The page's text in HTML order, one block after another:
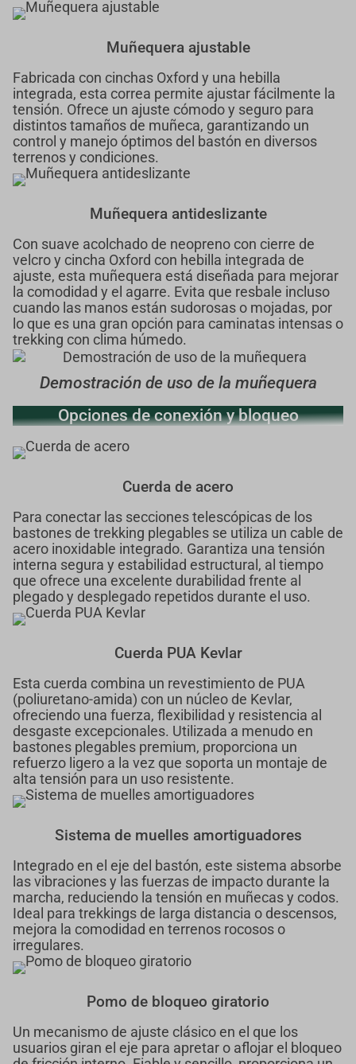
Muñequera ajustable
Fabricada con cinchas Oxford y una hebilla
integrada, esta correa permite ajustar fácilmente la
tensión. Ofrece un ajuste cómodo y seguro para
distintos tamaños de muñeca, garantizando un
control y manejo óptimos del bastón en diversos
terrenos y condiciones.
Muñequera antideslizante
Con suave acolchado de neopreno con cierre de
velcro y cincha Oxford con hebilla integrada de
ajuste, esta muñequera está diseñada para mejorar
la comodidad y el agarre. Evita que resbale incluso
cuando las manos están sudorosas o mojadas, por
lo que es una gran opción para caminatas intensas o
trekking con clima húmedo.
Demostración de uso de la muñequera
Opciones de conexión y bloqueo
Cuerda de acero
Para conectar las secciones telescópicas de los
bastones de trekking plegables se utiliza un cable de
acero inoxidable integrado. Garantiza una tensión
interna segura y estabilidad estructural, al tiempo
que ofrece una excelente durabilidad frente al
plegado y desplegado repetidos durante el uso.
Cuerda PUA Kevlar
Esta cuerda combina un revestimiento de PUA
(poliuretano-amida) con un núcleo de Kevlar,
ofreciendo una fuerza, flexibilidad y resistencia al
desgaste excepcionales. Utilizada a menudo en
bastones plegables premium, proporciona un
refuerzo ligero a la vez que soporta un montaje de
alta tensión para un uso resistente.
Sistema de muelles amortiguadores
Integrado en el eje del bastón, este sistema absorbe
las vibraciones y las fuerzas de impacto durante la
marcha, reduciendo la tensión en muñecas y codos.
Ideal para trekkings de larga distancia o descensos,
mejora la comodidad en terrenos rocosos o
irregulares.
Pomo de bloqueo giratorio
Un mecanismo de ajuste clásico en el que los
usuarios giran el eje para apretar o aflojar el bloqueo